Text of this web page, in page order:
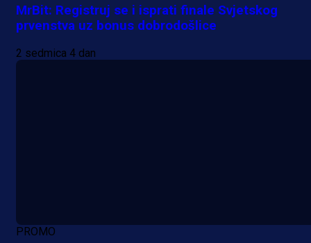
MrBit: Registruj se i isprati finale Svjetskog
prvenstva uz bonus dobrodošlice
2 sedmica 4 dan
PROMO